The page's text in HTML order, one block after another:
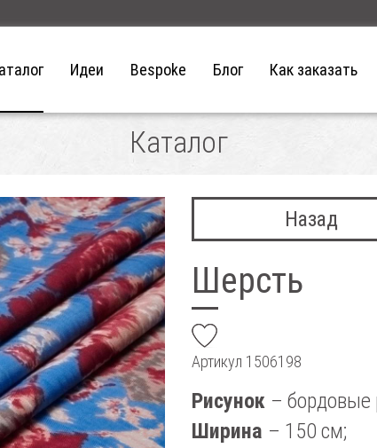
Идеи Bespoke Блог Как заказать
Каталог
Назад
Шерсть
Артикул 1506198
Рисунок –
Ширина – 150 см;